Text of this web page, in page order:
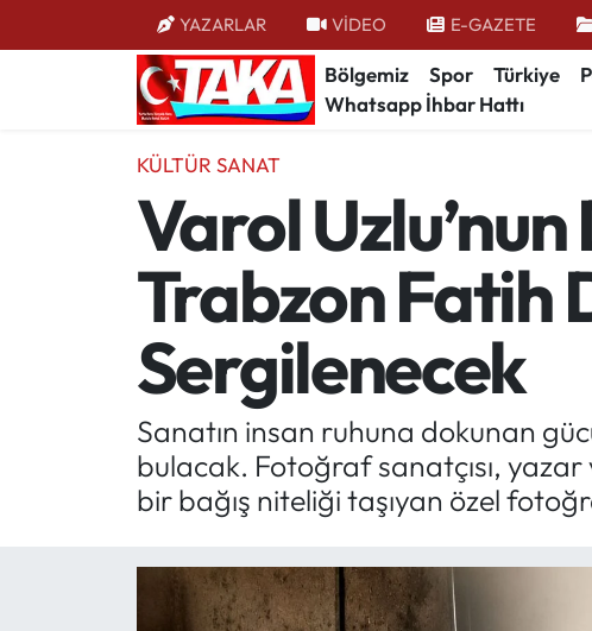
YAZARLAR VİDEO E-GAZETE
Bölgemiz Spor Türkiye
Whatsapp İhbar Hattı
KÜLTÜR SANAT
Varol
Trabzon Fatih
Sergilenecek
Sanatın insan ruhuna dokunan
bulacak. Fotoğraf sanatçısı, yazar
bir bağış niteliği taşıyan özel
Bölgemiz
Kültür/Sanat
Politik Kulis
Magazin
Mektup Galeri
Trabzon Nöbetçi Eczaneler
Trabzon Hava Durumu
Trabzon Trafik Yoğunluk Haritası
Süper Lig Puan Durumu ve Fikstür
Son Dakika Haberleri
Haber Arşivi